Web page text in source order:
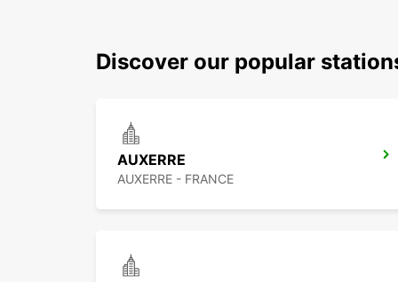
Discover our popular
AUXERRE
AUXERRE - FRANCE